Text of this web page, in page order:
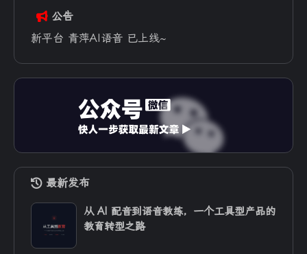
公告
新平台 青萍AI语音 已上线~
最新发布
从 AI 配音到语音教练，一个工具型产品的
教育转型之路